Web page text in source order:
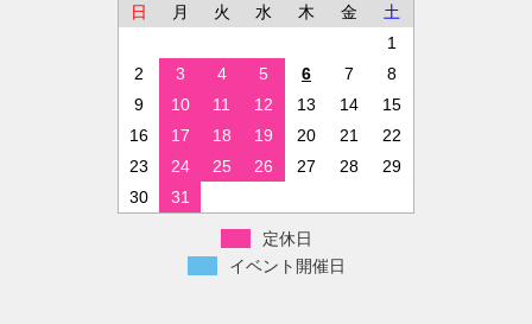
日
月 火 水 木 金
土
1
2
3 4 5 6 7
8
9
10 11 12 13 14
15
16
17 18 19 20 21
22
23
24 25 26 27 28
29
30
31
定休日
イベント開催日